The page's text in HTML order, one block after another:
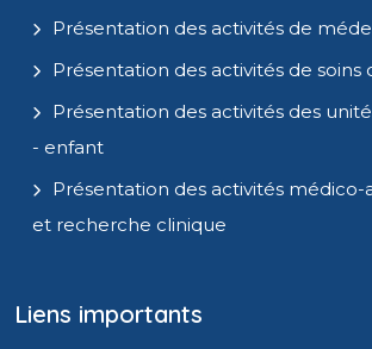
Présentation des activités de
Présentation des activités de soins
Présentation des activités des
- enfant
Présentation des activités médico-
et recherche clinique
Liens importants